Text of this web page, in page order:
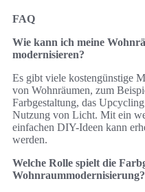
FAQ
Wie kann ich meine
modernisieren?
Es gibt viele kostengünstige
von Wohnräumen, zum
Farbgestaltung, das
Nutzung von Licht. Mit ein
einfachen DIY-Ideen kann
werden.
Welche Rolle spielt die
Wohnraummodernisierung?